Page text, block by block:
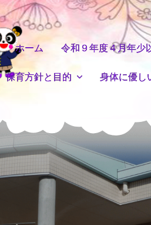
ホーム 令和９年度４月年少
保育方針と目的 身体に優し